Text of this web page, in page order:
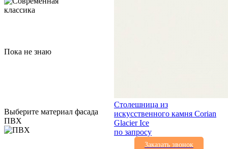
Столешница из
искусственного камня Corian
Glacier Ice
по запросу
Заказать звонок
Пока не знаю
Выберите материал фасада
ПВХ